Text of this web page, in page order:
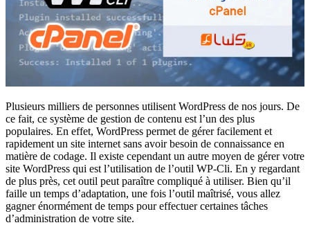
Plusieurs milliers de personnes utilisent WordPress de nos jours. De
ce fait, ce système de gestion de contenu est l’un des plus
populaires. En effet, WordPress permet de gérer facilement et
rapidement un site internet sans avoir besoin de connaissance en
matière de codage. Il existe cependant un autre moyen de gérer votre
site WordPress qui est l’utilisation de l’outil WP-Cli. En y regardant
de plus près, cet outil peut paraître compliqué à utiliser. Bien qu’il
faille un temps d’adaptation, une fois l’outil maîtrisé, vous allez
gagner énormément de temps pour effectuer certaines tâches
d’administration de votre site.